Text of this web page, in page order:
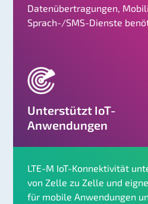
Datenübertragungen,
Sprach-/SMS-Dienste
Unterstützt IoT-
Anwendungen
LTE-M IoT-Konnektivität
von Zelle zu Zelle und
für mobile Anwendungen